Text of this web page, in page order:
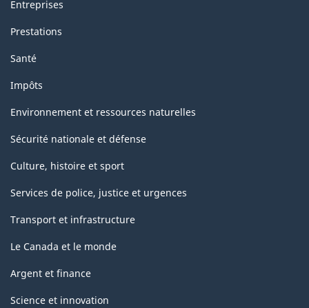
Entreprises
Prestations
Santé
Impôts
Environnement et ressources naturelles
Sécurité nationale et défense
Culture, histoire et sport
Services de police, justice et urgences
Transport et infrastructure
Le Canada et le monde
Argent et finance
Science et innovation